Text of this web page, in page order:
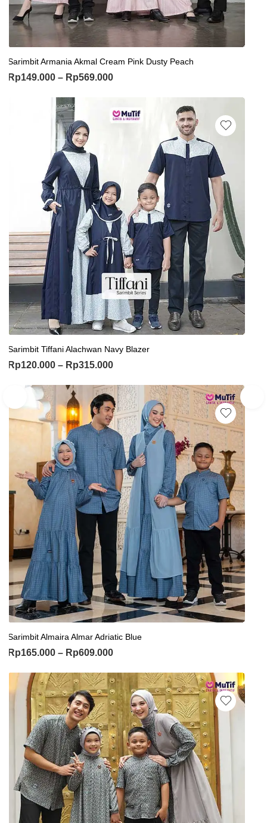
Sarimbit Armania Akmal Cream Pink Dusty Peach
Rp149.000 – Rp569.000
Sarimbit Tiffani Alachwan Navy Blazer
Rp120.000 – Rp315.000
Sarimbit Almaira Almar Adriatic Blue
Rp165.000 – Rp609.000